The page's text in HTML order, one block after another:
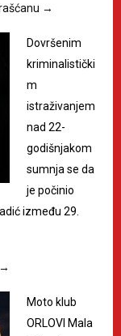
→
Dovršenim
kriminalistički
m
istraživanjem
nad 22-
godišnjakom
sumnja se da
je počinio
između 29.
→
Moto klub
ORLOVI Mala